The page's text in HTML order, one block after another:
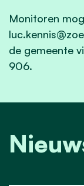
Monitoren
de gemeente
906.